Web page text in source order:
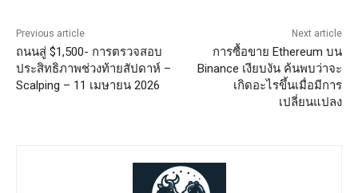
Previous article
ถนนสู่ $1,500- การตรวจสอบ
ประสิทธิภาพช่วงท้ายสัปดาห์ –
Scalping – 11 เมษายน 2026
Next article
การซื้อขาย Ethereum บน
Binance เงียบงัน ค้นพบว่าจะ
เกิดอะไรขึ้นเมื่อมีการ
เปลี่ยนแปลง